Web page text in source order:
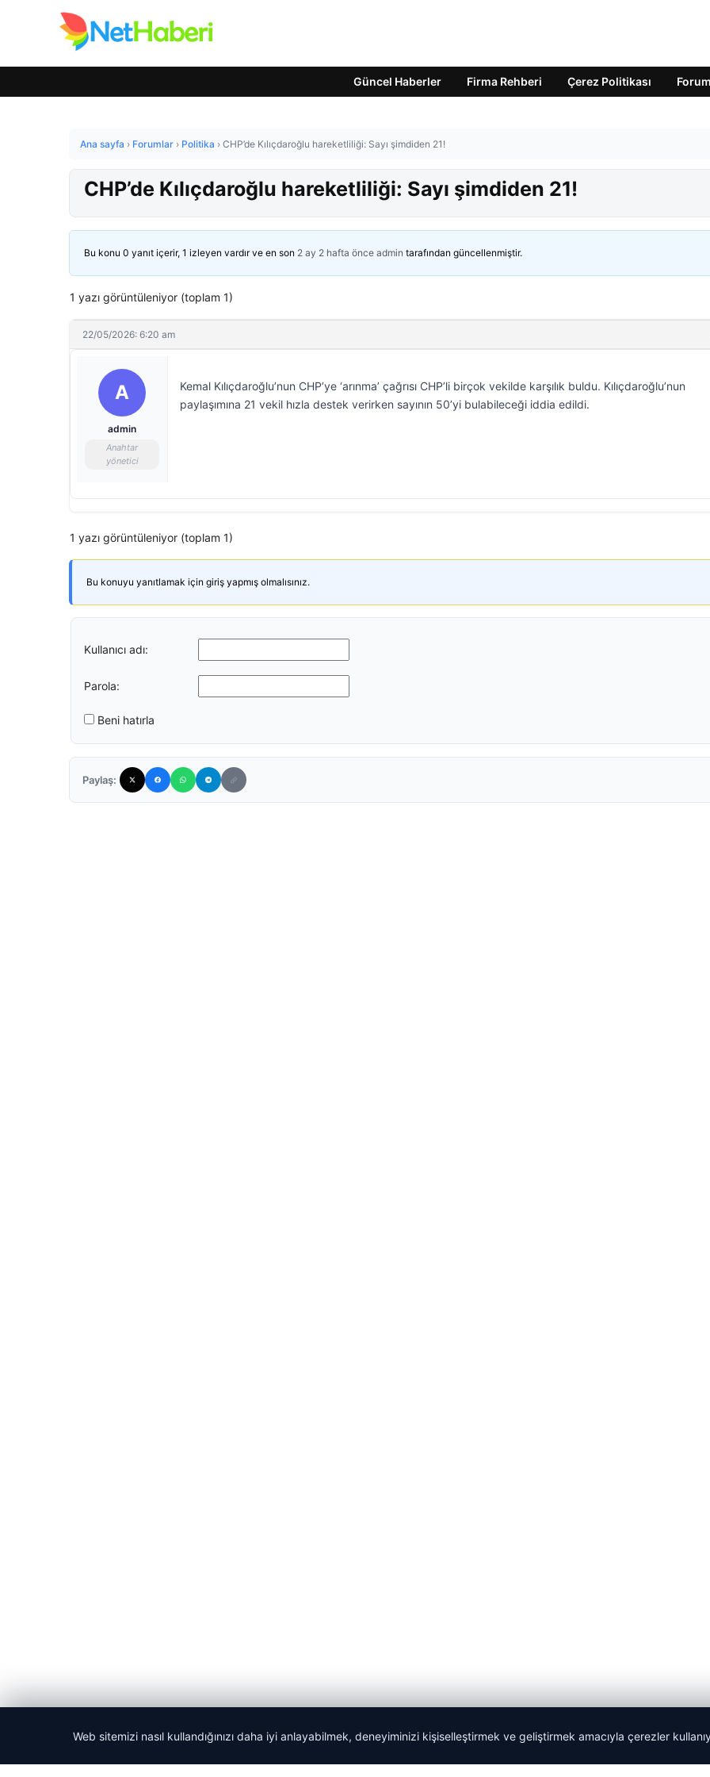
Güncel Haberler Firma Rehberi Çerez Politikası Forum
Ana sayfa › Forumlar › Politika › CHP’de Kılıçdaroğlu hareketliliği: Sayı şimdiden 21!
CHP’de Kılıçdaroğlu hareketliliği: Sayı şimdiden 21!
Bu konu 0 yanıt içerir, 1 izleyen vardır ve en son 2 ay 2 hafta önce admin tarafından güncellenmiştir.
1 yazı görüntüleniyor (toplam 1)
22/05/2026: 6:20 am
A
admin
Anahtar
yönetici
Kemal Kılıçdaroğlu’nun CHP’ye ‘arınma’ çağrısı CHP’li birçok vekilde karşılık buldu. Kılıçdaroğlu’nun
paylaşımına 21 vekil hızla destek verirken sayının 50’yi bulabileceği iddia edildi.
1 yazı görüntüleniyor (toplam 1)
Bu konuyu yanıtlamak için giriş yapmış olmalısınız.
Kullanıcı adı:
Parola:
Beni hatırla
Paylaş:
© 2026 Net Haberi – Güncel Haberler
Web sitemizi nasıl kullandığınızı daha iyi anlayabilmek, deneyiminizi kişiselleştirmek ve geliştirmek amacıyla çerezler
malta dil okulları|lemagrup.com.tr